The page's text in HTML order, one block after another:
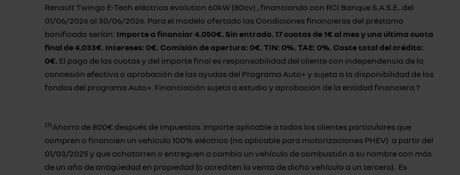
Renault Twingo E-Tech eléctrico evolution 60kW (80cv) , financiando con RCI Banque S.A.S.E.. del
01/06/2026 al 30/06/2026. Para el modelo ofertado las Condiciones financieras del préstamo
bonificado serían: Importe a financiar 4.050€. Sin entrada. 17 cuotas de 1€ al mes y una última cuota
final de 4.033€. Intereses: 0€. Comisión de apertura: 0€. TIN: 0%. TAE: 0%. Coste total del crédito:
0€. El pago de las cuotas y del importe final es responsabilidad del cliente con independencia de la
concesión efectiva o aprobación de las ayudas del Programa Auto+ y sujeta a la disponibilidad de los
fondos del programa Auto+. Financiación sujeta a estudio y aprobación de la entidad financiera.?
(3)Ahorro de 800€ después de impuestos. Importe aplicable a todos los clientes particulares que
compren o financien un vehículo 100% eléctrico (no aplicable para motorizaciones PHEV) a partir del
01/03/2025 y que achatarren o entreguen a cambio un vehículo de combustión a su nombre con más
de un año de antigüedad en propiedad (o acrediten la venta de dicho vehículo a un tercero). Es